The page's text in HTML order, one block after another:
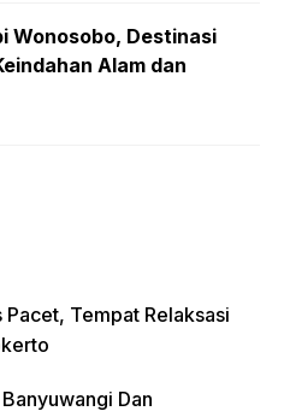
Wonosobo, Destinasi
Alam dan
Pacet, Tempat Relaksasi
Dan